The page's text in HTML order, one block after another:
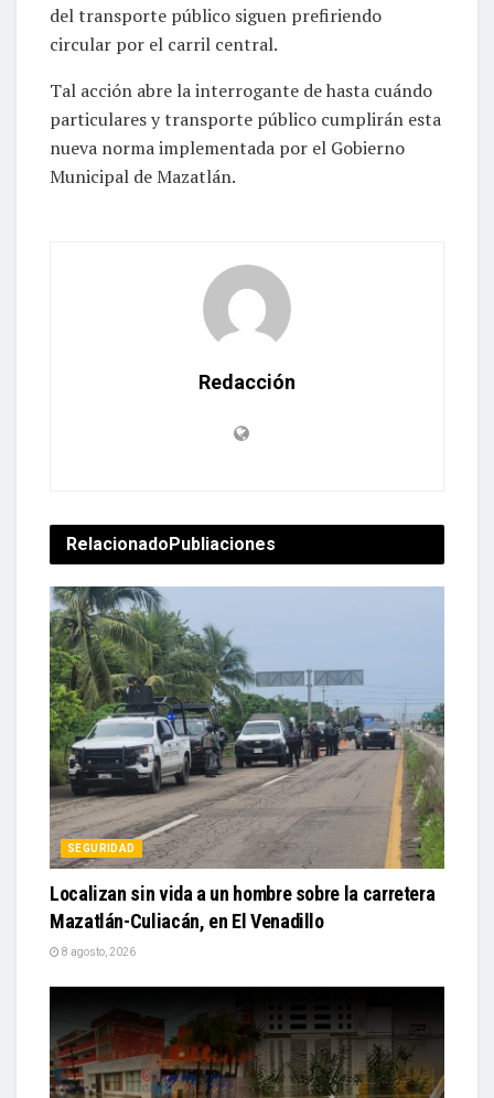
del transporte público siguen prefiriendo
circular por el carril central.
Tal acción abre la interrogante de hasta cuándo
particulares y transporte público cumplirán esta
nueva norma implementada por el Gobierno
Municipal de Mazatlán.
Redacción
RelacionadoPubliaciones
SEGURIDAD
Localizan sin vida a un hombre sobre la carretera
Mazatlán-Culiacán, en El Venadillo
8 agosto, 2026